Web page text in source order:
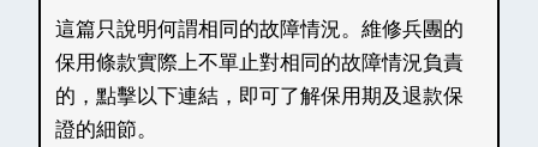
這篇只說明何謂相同的故障情況。維修兵團的
保用條款實際上不單止對相同的故障情況負責
的，點擊以下連結，即可了解保用期及退款保
證的細節。